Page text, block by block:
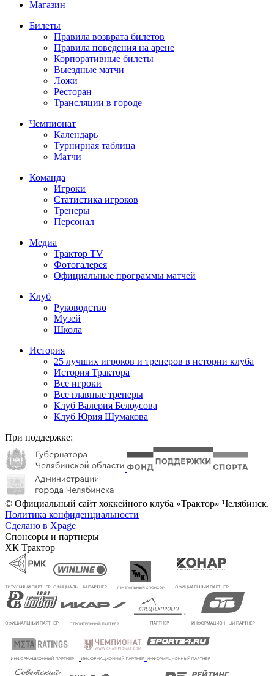
Магазин
Билеты
Правила возврата билетов
Правила поведения на арене
Корпоративные билеты
Выездные матчи
Ложи
Ресторан
Трансляции в городе
Чемпионат
Календарь
Турнирная таблица
Матчи
Команда
Игроки
Статистика игроков
Тренеры
Персонал
Медиа
Трактор TV
Фотогалерея
Официальные программы матчей
Клуб
Руководство
Музей
Школа
История
25 лучших игроков и тренеров в истории клуба
История Трактора
Все игроки
Все главные тренеры
Клуб Валерия Белоусова
Клуб Юрия Шумакова
При поддержке:
© Официальный сайт хоккейного клуба «Трактор» Челябинск.
Политика конфиденциальности
Сделано в Xpage
Спонсоры и партнеры
ХК Трактор